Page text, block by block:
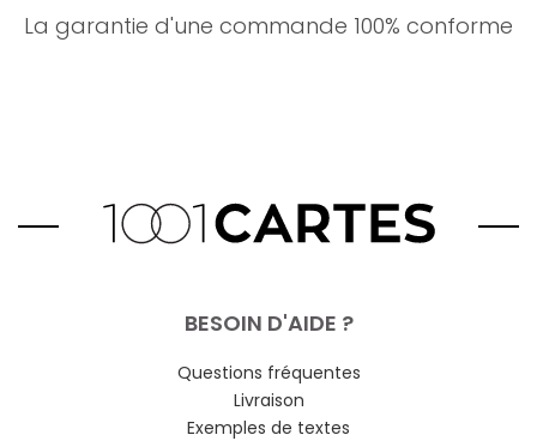
La garantie d'une commande 100% conforme
BESOIN D'AIDE ?
Questions fréquentes
Livraison
Exemples de textes